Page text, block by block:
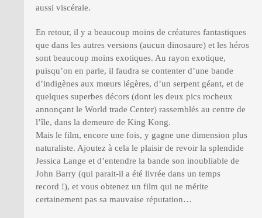
aussi viscérale.
En retour, il y a beaucoup moins de créatures fantastiques
que dans les autres versions (aucun dinosaure) et les héros
sont beaucoup moins exotiques. Au rayon exotique,
puisqu’on en parle, il faudra se contenter d’une bande
d’indigènes aux mœurs légères, d’un serpent géant, et de
quelques superbes décors (dont les deux pics rocheux
annonçant le World trade Center) rassemblés au centre de
l’île, dans la demeure de King Kong.
Mais le film, encore une fois, y gagne une dimension plus
naturaliste. Ajoutez à cela le plaisir de revoir la splendide
Jessica Lange et d’entendre la bande son inoubliable de
John Barry (qui parait-il a été livrée dans un temps
record !), et vous obtenez un film qui ne mérite
certainement pas sa mauvaise réputation…